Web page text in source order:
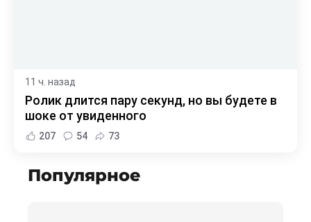
11 ч. назад
Ролик длится пару секунд, но вы будете в
шоке от увиденного
207 54 73
Популярное